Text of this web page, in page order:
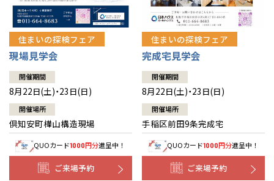
住まいの探検フェア
現場見学会
開催期間
8月22日(土)・23日(日)
開催場所
倶知安町樺山構造現場
QUOカード1000円分進呈中！
ご来場予約
住まいの探検フェア
完成宅見学会
開催期間
8月22日(土)・23日(日)
開催場所
手稲区前田9条完成宅
QUOカード1000円分進呈中！
ご来場予約
道央
道北
道南
道東
青森
秋田
岩手
山形
宮城
福島
甲信越・北陸
新潟
山梨
長野
富山
石川
関東
東京
神奈川
埼玉
千葉
東海
愛知
岐阜
静岡
近畿
大阪
京都
中国・四国
岡山
九州
道央
苫小牧千歳
小樽
道北
道南
道東
釧路
青森県
八戸
青森
秋田県
秋田
岩手県
山形県
宮城県
仙台
福島県
甲信越・北陸
新潟県
長岡
山梨県
長野県
富山県
富山
石川県
関東
東京都
神奈川県
相模
埼玉県
埼玉
東海
愛知県
岐阜県
岐阜
静岡県
近畿
大阪府
大阪
京都府
京都
中国・四国
岡山県
岡山
九州